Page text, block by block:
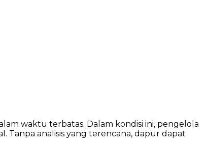
waktu terbatas. Dalam kondisi ini, pengelola
Tanpa analisis yang terencana, dapur dapat